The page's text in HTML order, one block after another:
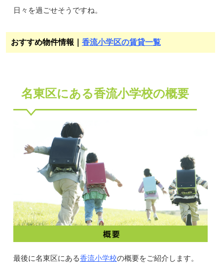
日々を過ごせそうですね。
おすすめ物件情報｜ 香流小学区の賃貸一覧
名東区にある香流小学校の概要
最後に名東区にある香流小学校の概要をご紹介します。